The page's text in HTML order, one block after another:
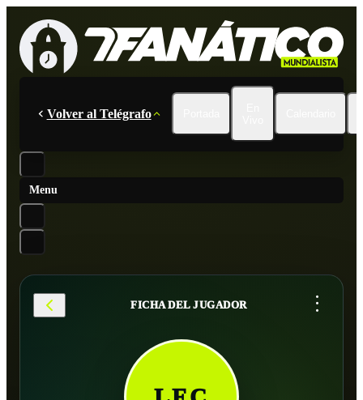
Volver al Telégrafo
Menu
FICHA DEL JUGADOR ...